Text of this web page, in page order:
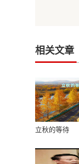
相关文章
立秋的等待